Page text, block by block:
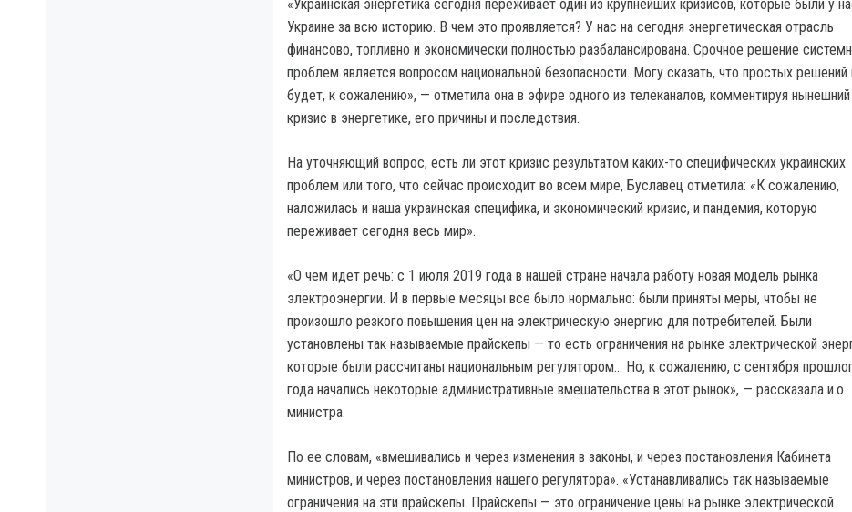
«Украинская энергетика сегодня переживает один из крупнейших кризисов, которые были у
Украине за всю историю. В чем это проявляется? У нас на сегодня энергетическая отрасль
финансово, топливно и экономически полностью разбалансирована. Срочное решение
проблем является вопросом национальной безопасности. Могу сказать, что простых решений
будет, к сожалению», — отметила она в эфире одного из телеканалов, комментируя нынешний
кризис в энергетике, его причины и последствия.
На уточняющий вопрос, есть ли этот кризис результатом каких-то специфических украинских
проблем или того, что сейчас происходит во всем мире, Буславец отметила: «К сожалению,
наложилась и наша украинская специфика, и экономический кризис, и пандемия, которую
переживает сегодня весь мир».
«О чем идет речь: с 1 июля 2019 года в нашей стране начала работу новая модель рынка
электроэнергии. И в первые месяцы все было нормально: были приняты меры, чтобы не
произошло резкого повышения цен на электрическую энергию для потребителей. Были
установлены так называемые прайскепы — то есть ограничения на рынке электрической
которые были рассчитаны национальным регулятором… Но, к сожалению, с сентября
года начались некоторые административные вмешательства в этот рынок», — рассказала и.о.
министра.
По ее словам, «вмешивались и через изменения в законы, и через постановления Кабинета
министров, и через постановления нашего регулятора». «Устанавливались так называемые
ограничения на эти прайскепы. Прайскепы — это ограничение цены на рынке электрической